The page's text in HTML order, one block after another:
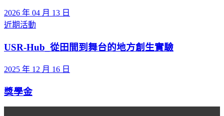
2026 年 04 月 13 日
近期活動
USR-Hub_從田間到舞台的地方創生實驗
2025 年 12 月 16 日
獎學金